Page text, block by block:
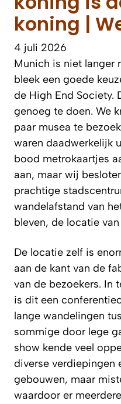
koning |
4 juli 2026
Munich is niet langer
bleek een goede
de High End Society.
genoeg te doen. We
paar musea te
waren daadwerkelijk
bood metrokaartjes
aan, maar wij
prachtige
wandelafstand van
bleven, de locatie
De locatie zelf is
aan de kant van de
van de bezoekers. In
is dit een
lange wandelingen
sommige door lege
show kende veel
diverse verdiepingen
gebouwen, maar
waardoor er